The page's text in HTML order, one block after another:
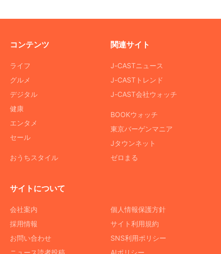
コンテンツ
ライフ
グルメ
デジタル
健康
エンタメ
セール
おうちスタイル
関連サイト
J-CASTニュース
J-CASTトレンド
J-CAST会社ウォッチ
BOOKウォッチ
東京バーゲンマニア
Jタウンネット
ゼロまる
サイトについて
会社案内
採用情報
お問い合わせ
ニュース読者投稿
個人情報保護方針
サイト利用規約
SNS利用ポリシー
AIポリシー